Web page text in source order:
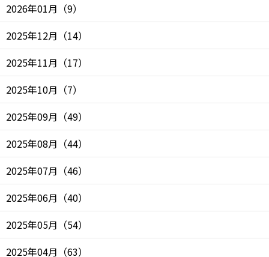
2026年01月 （9）
2025年12月 （14）
2025年11月 （17）
2025年10月 （7）
2025年09月 （49）
2025年08月 （44）
2025年07月 （46）
2025年06月 （40）
2025年05月 （54）
2025年04月 （63）